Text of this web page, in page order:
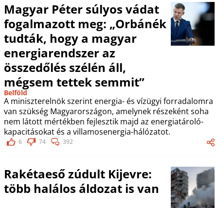
Magyar Péter súlyos vádat
fogalmazott meg: „Orbánék
tudták, hogy a magyar
energiarendszer az
összedőlés szélén áll,
mégsem tettek semmit”
Belföld
A miniszterelnök szerint energia- és vízügyi forradalomra
van szükség Magyarországon, amelynek részeként soha
nem látott mértékben fejlesztik majd az energiatároló-
kapacitásokat és a villamosenergia-hálózatot.
6 74 392
Rakétaeső zúdult Kijevre:
több halálos áldozat is van